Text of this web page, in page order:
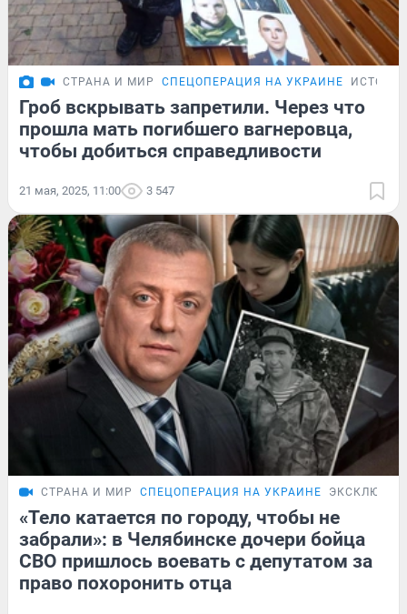
СТРАНА И МИР СПЕЦОПЕРАЦИЯ НА УКРАИНЕ
Гроб вскрывать запретили. Через что
прошла мать погибшего вагнеровца,
чтобы добиться справедливости
21 мая, 2025, 11:00 3 547
СТРАНА И МИР СПЕЦОПЕРАЦИЯ НА УКРАИНЕ ЭКСКЛЮЗИВ
«Тело катается по городу, чтобы не
забрали»: в Челябинске дочери бойца
СВО пришлось воевать с депутатом за
право похоронить отца